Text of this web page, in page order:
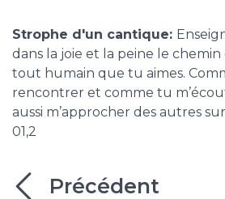
Strophe d'un cantique:
dans la joie et la peine le
tout humain que tu aimes.
rencontrer et comme tu
aussi m’approcher des autres
01,2
Précédent